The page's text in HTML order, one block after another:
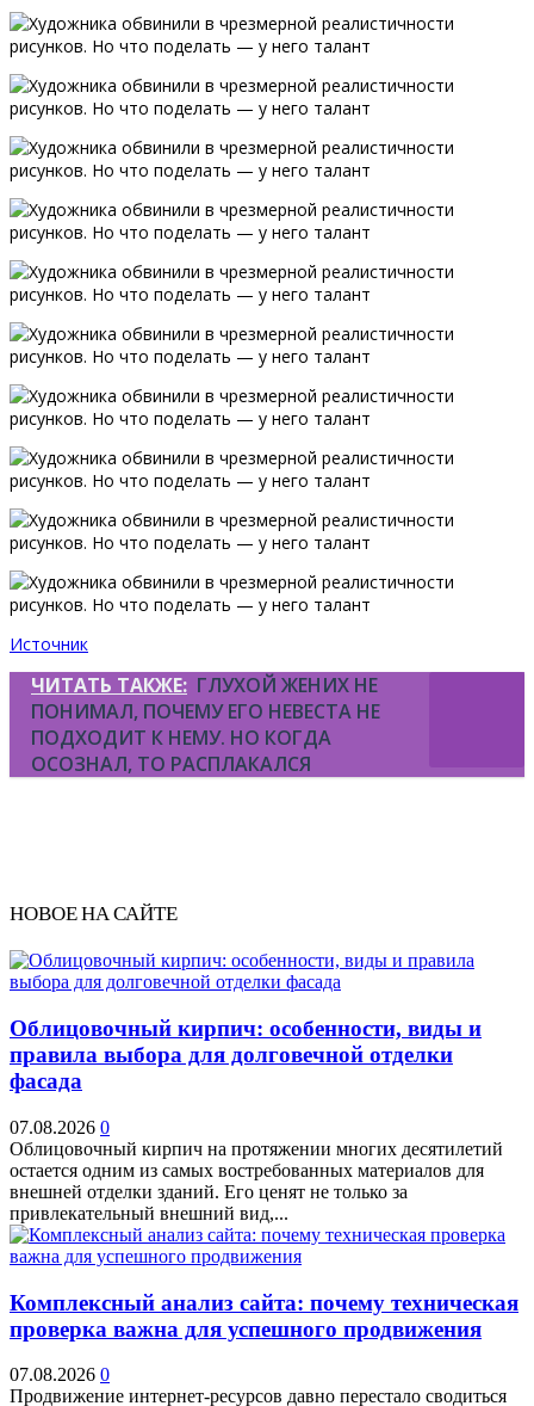
Источник
ЧИТАТЬ ТАКЖЕ: ГЛУХОЙ ЖЕНИХ НЕ
ПОНИМАЛ, ПОЧЕМУ ЕГО НЕВЕСТА НЕ
ПОДХОДИТ К НЕМУ. НО КОГДА
ОСОЗНАЛ, ТО РАСПЛАКАЛСЯ
НОВОЕ НА САЙТЕ
Облицовочный кирпич: особенности, виды и
правила выбора для долговечной отделки
фасада
07.08.2026 0
Облицовочный кирпич на протяжении многих десятилетий
остается одним из самых востребованных материалов для
внешней отделки зданий. Его ценят не только за
привлекательный внешний вид,...
Комплексный анализ сайта: почему техническая
проверка важна для успешного продвижения
07.08.2026 0
Продвижение интернет-ресурсов давно перестало сводиться